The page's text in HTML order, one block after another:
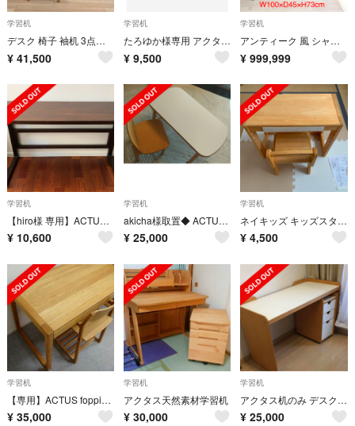
学習机
デスク 椅子 袖机 3点セット ※ご購入前にコメントお願いします。
¥ 41,500
学習机
たろゆか様専用 アクタス ACTUS キッズ 学習机 デスクシェルフ 棚
¥ 9,500
学習机
アンティーク 風 シャビーシック デスク 勉強机 テーブル ホワイトデスク 机
¥ 999,999
学習机
【hiro様 専用】ACTUS デスク【送料別】
¥ 10,600
学習机
akicha様取置◆ ACTUS kids SAUTO テーブルチェア
¥ 25,000
学習机
ネイキッズ キッズスタディーセット
¥ 4,500
学習机
【専用】ACTUS foppish フォピッシュ 学習机＆チェア
¥ 35,000
学習机
アクタス天然素材学習机
¥ 30,000
学習机
アクタス机のみ デスク 学習机 最終値下げ
¥ 25,000